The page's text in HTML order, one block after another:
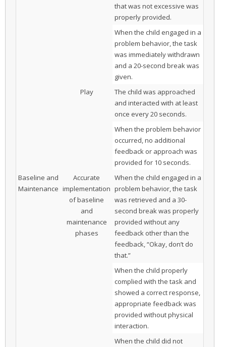
that was not excessive was
properly provided.
When the child engaged in a
problem behavior, the task
was immediately withdrawn
and a 20-second break was
given.
Play
The child was approached
and interacted with at least
once every 20 seconds.
When the problem behavior
occurred, no additional
feedback or approach was
provided for 10 seconds.
Baseline and
Maintenance
Accurate
implementation
of baseline
and
maintenance
phases
When the child engaged in a
problem behavior, the task
was retrieved and a 30-
second break was properly
provided without any
feedback other than the
feedback, “Okay, don’t do
that.”
When the child properly
complied with the task and
showed a correct response,
appropriate feedback was
provided without physical
interaction.
When the child did not